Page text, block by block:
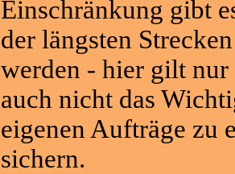
Einschränkung gibt
der längsten
werden - hier gilt nur
auch nicht das
eigenen Aufträge zu
sichern.